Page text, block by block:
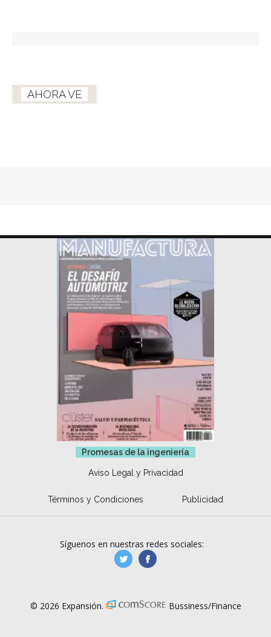
AHORA VE
Promesas de la ingeniería
Aviso Legal y Privacidad
Términos y Condiciones Publicidad
Síguenos en nuestras redes sociales:
manufacturaGE
© 2026 Expansión. Bussiness/Finance